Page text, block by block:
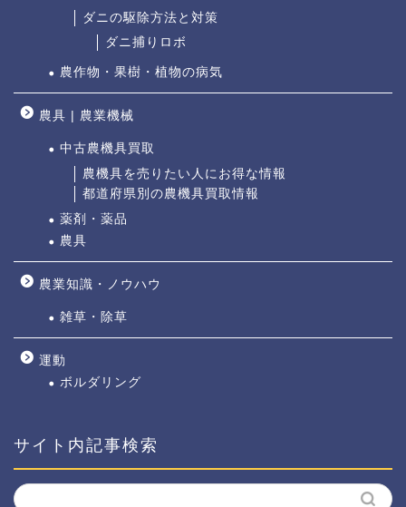
ダニの駆除方法と対策
ダニ捕りロボ
農作物・果樹・植物の病気
農具 | 農業機械
中古農機具買取
農機具を売りたい人にお得な情報
都道府県別の農機具買取情報
薬剤・薬品
農具
農業知識・ノウハウ
雑草・除草
運動
ボルダリング
サイト内記事検索